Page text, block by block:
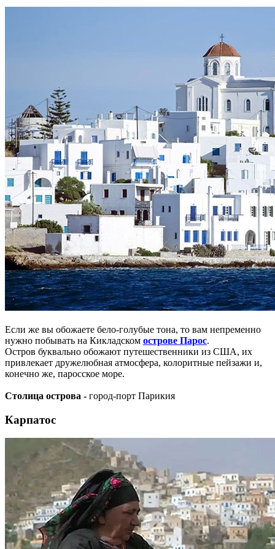
Если же вы обожаете бело-голубые тона, то вам непременно
нужно побывать на Кикладском острове Парос.
Остров буквально обожают путешественники из США, их
привлекает дружелюбная атмосфера, колоритные пейзажи и,
конечно же, паросское море.
Столица острова - город-порт Парикия
Карпатос